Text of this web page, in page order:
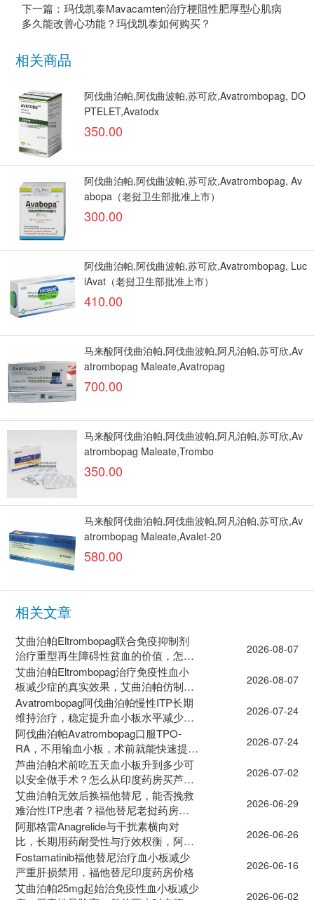
下一篇：玛伐凯泰Mavacamten治疗梗阻性肥厚型心肌病
多久能改善心功能？玛伐凯泰如何购买？
相关商品
阿伐曲泊帕,阿伐曲波帕,苏可欣,Avatrombopag, DO
PTELET,Avatodx
350.00
阿伐曲泊帕,阿伐曲波帕,苏可欣,Avatrombopag, Av
abopa（老挝卫生部批准上市）
300.00
阿伐曲泊帕,阿伐曲波帕,苏可欣,Avatrombopag, Luc
iAvat（老挝卫生部批准上市）
410.00
马来酸阿伐曲泊帕,阿伐曲波帕,阿凡泊帕,苏可欣,Av
atrombopag Maleate,Avatropag
700.00
马来酸阿伐曲泊帕,阿伐曲波帕,阿凡泊帕,苏可欣,Av
atrombopag Maleate,Trombo
350.00
马来酸阿伐曲泊帕,阿伐曲波帕,阿凡泊帕,苏可欣,Av
atrombopag Maleate,Avalet-20
580.00
相关文章
艾曲泊帕Eltrombopag联合免疫抑制剂
治疗重型再生障碍性贫血的价值，怎么
去印度药房买药？
2026-08-07
艾曲泊帕Eltrombopag治疗免疫性血小
板减少症的真实效果，艾曲泊帕仿制药
有几种？
2026-08-07
Avatrombopag阿伐曲泊帕慢性ITP长期
维持治疗，稳定提升血小板水平减少出
血风险
2026-07-24
阿伐曲泊帕Avatrombopag口服TPO-
RA，不用输血小板，术前就能快速提升
肝病患者血小板计数
2026-07-24
芦曲泊帕术前吃五天血小板升到多少可
以安全做手术？怎么从印度药房买芦曲
泊帕仿制药？
2026-07-02
艾曲泊帕无效后换福他替尼，能否挽救
难治性ITP患者？福他替尼老挝药房多
少钱？怎么买？
2026-06-29
阿那格雷Anagrelide与干扰素横向对
比，长期用药耐受性与疗效权衡，阿那
格雷价格
2026-06-26
Fostamatinib福他替尼治疗血小板减少
严重肝损禁用，福他替尼印度药房价格
2026-06-16
艾曲泊帕25mg起始治免疫性血小板减少
2026-06-02